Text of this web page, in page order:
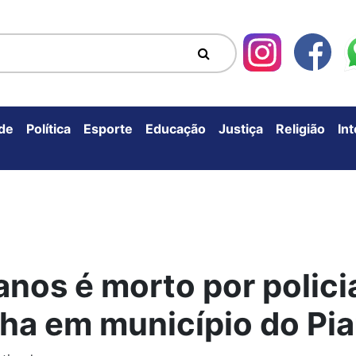
Política Esporte Educação Justiça Religião
é morto por
em município do